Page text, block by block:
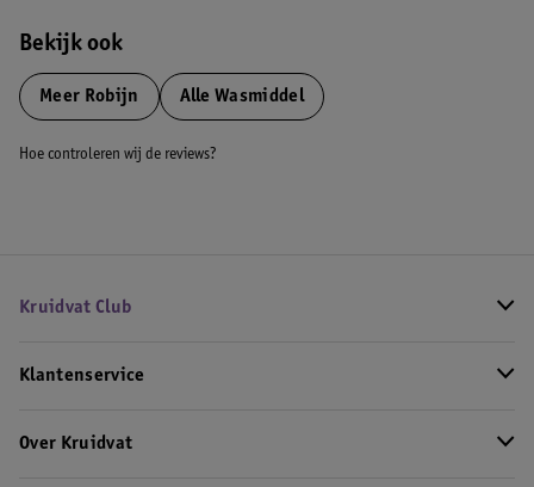
Bekijk ook
Meer Robijn Alle Wasmiddel
Hoe controleren wij de reviews?
Kruidvat Club
Klantenservice
Over Kruidvat